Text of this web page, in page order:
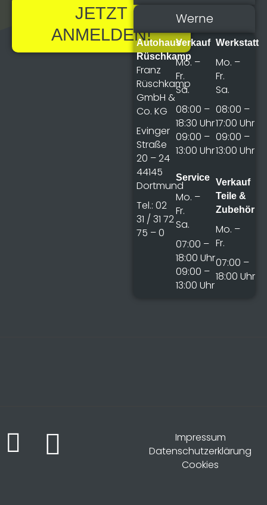
JETZT
ANMELDEN!
Werne
Autohaus
Rüschkamp
Franz
Rüschkamp
GmbH &
Co. KG
Evinger
Straße
20 – 24
44145
Dortmund
Tel.: 02
31 / 31 72
75 – 0
Verkauf
Mo. –
Fr.
Sa.
08:00 –
18:30 Uhr
09:00 –
13:00 Uhr
Service
Mo. –
Fr.
Sa.
07:00 –
18:00 Uhr
09:00 –
13:00 Uhr
Werkstatt
Mo. –
Fr.
Sa.
08:00 –
17:00 Uhr
09:00 –
13:00 Uhr
Verkauf
Teile &
Zubehör
Mo. –
Fr.
07:00 –
18:00 Uhr
Impressum
Datenschutzerklärung
Cookies